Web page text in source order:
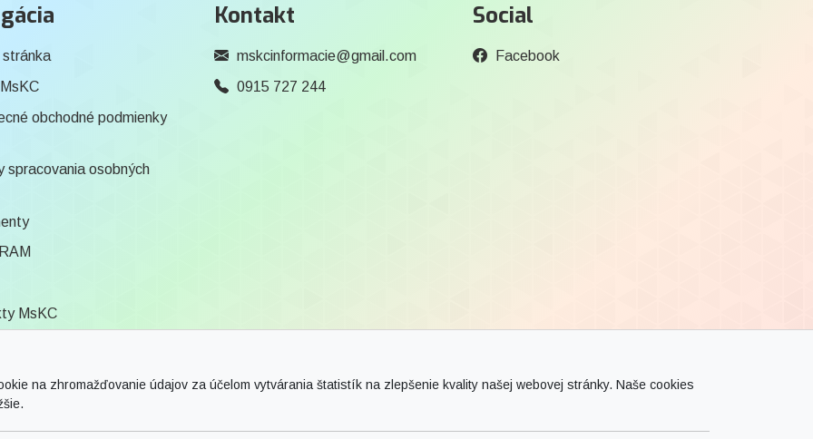
na zhromažďovanie údajov za účelom vytvárania štatistík na zlepšenie kvality našej webovej stránky. Naše cookies
stránka
obchodné podmienky
spracovania osobných
MsKC
Kontakt
mskcinformacie@gmail.com
0915 727 244
Social
Facebook